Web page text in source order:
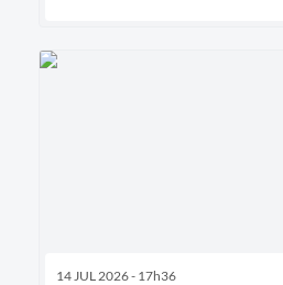
14 JUL 2026 - 17h36